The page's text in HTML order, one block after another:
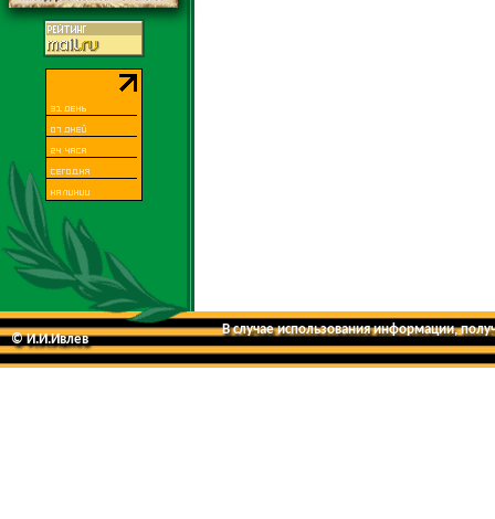
© И.И.Ивлев
В случае использования информации,